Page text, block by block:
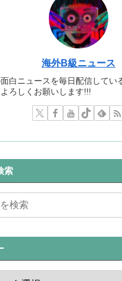
海外B級ニュース
白ニュースを毎日配信してい
ろしくお願いします!!!
索